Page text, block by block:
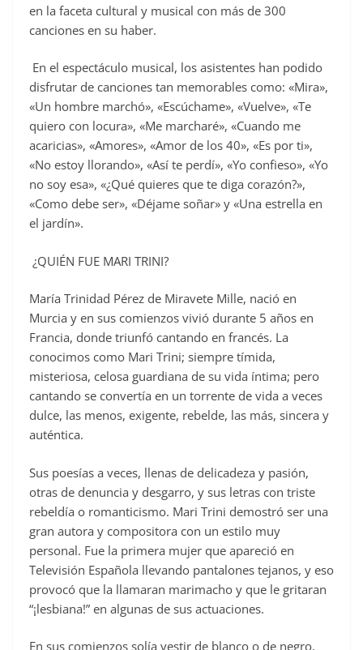
en la faceta cultural y musical con más de 300
canciones en su haber.
En el espectáculo musical, los asistentes han podido
disfrutar de canciones tan memorables como: «Mira»,
«Un hombre marchó», «Escúchame», «Vuelve», «Te
quiero con locura», «Me marcharé», «Cuando me
acaricias», «Amores», «Amor de los 40», «Es por ti»,
«No estoy llorando», «Así te perdí», «Yo confieso», «Yo
no soy esa», «¿Qué quieres que te diga corazón?»,
«Como debe ser», «Déjame soñar» y «Una estrella en
el jardín».
¿QUIÉN FUE MARI TRINI?
María Trinidad Pérez de Miravete Mille, nació en
Murcia y en sus comienzos vivió durante 5 años en
Francia, donde triunfó cantando en francés. La
conocimos como Mari Trini; siempre tímida,
misteriosa, celosa guardiana de su vida íntima; pero
cantando se convertía en un torrente de vida a veces
dulce, las menos, exigente, rebelde, las más, sincera y
auténtica.
Sus poesías a veces, llenas de delicadeza y pasión,
otras de denuncia y desgarro, y sus letras con triste
rebeldía o romanticismo. Mari Trini demostró ser una
gran autora y compositora con un estilo muy
personal. Fue la primera mujer que apareció en
Televisión Española llevando pantalones tejanos, y eso
provocó que la llamaran marimacho y que le gritaran
“¡lesbiana!” en algunas de sus actuaciones.
En sus comienzos solía vestir de blanco o de negro,